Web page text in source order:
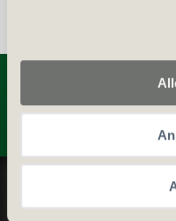
Entdecken
Allgemeine